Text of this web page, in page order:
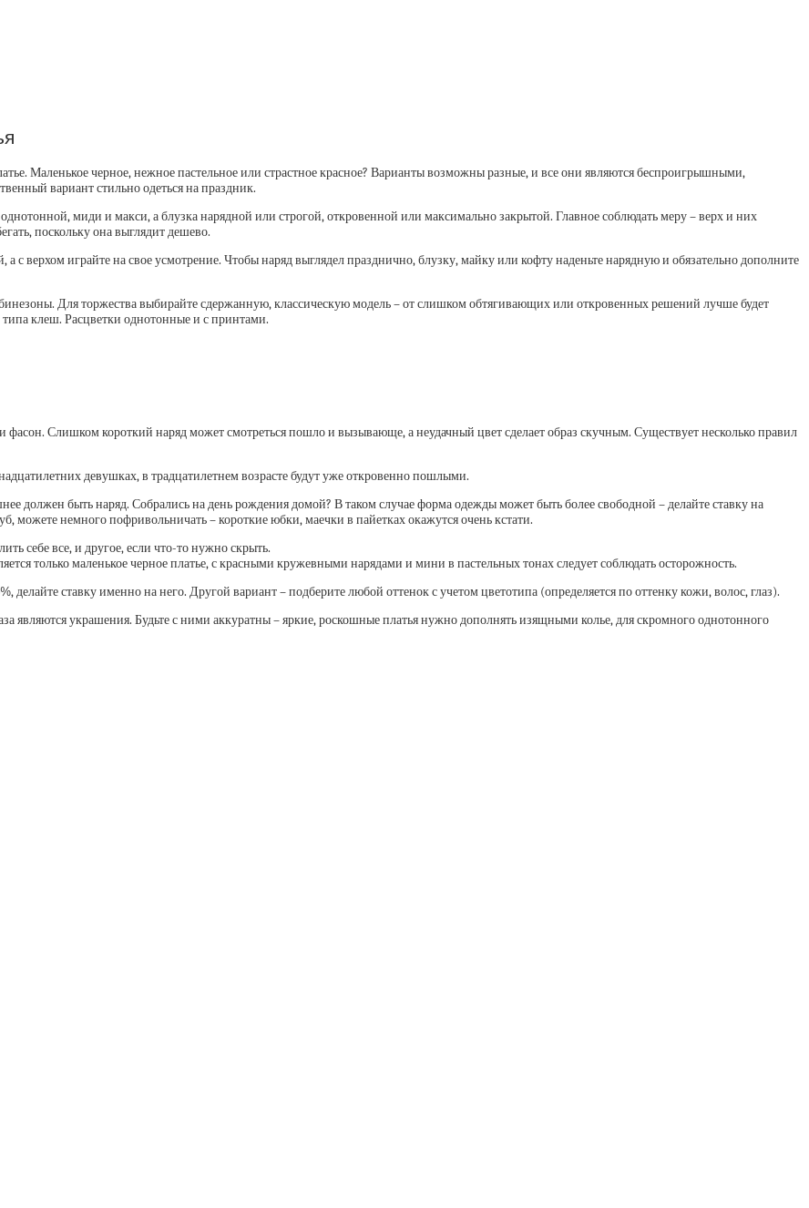
Маленькое черное, нежное пастельное или страстное красное? Варианты возможны разные, и все они являются беспроигрышными,
вариант стильно одеться на праздник.
миди и макси, а блузка нарядной или строгой, откровенной или максимально закрытой. Главное соблюдать меру – верх и них
поскольку она выглядит дешево.
с верхом играйте на свое усмотрение. Чтобы наряд выглядел празднично, блузку, майку или кофту наденьте нарядную и обязательно дополните
Для торжества выбирайте сдержанную, классическую модель – от слишком обтягивающих или откровенных решений лучше будет
клеш. Расцветки однотонные и с принтами.
фасон. Слишком короткий наряд может смотреться пошло и вызывающе, а неудачный цвет сделает образ скучным. Существует несколько правил
девушках, в традцатилетнем возрасте будут уже откровенно пошлыми.
должен быть наряд. Собрались на день рождения домой? В таком случае форма одежды может быть более свободной – делайте ставку на
можете немного пофривольничать – короткие юбки, маечки в пайетках окажутся очень кстати.
себе все, и другое, если что-то нужно скрыть.
только маленькое черное платье, с красными кружевными нарядами и мини в пастельных тонах следует соблюдать осторожность.
делайте ставку именно на него. Другой вариант – подберите любой оттенок с учетом цветотипа (определяется по оттенку кожи, волос, глаз).
являются украшения. Будьте с ними аккуратны – яркие, роскошные платья нужно дополнять изящными колье, для скромного однотонного